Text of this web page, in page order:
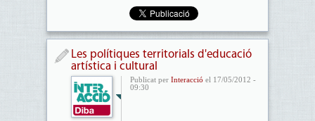
Les polítiques territorials d'educació
artística i cultural
Publicat per Interacció el 17/05/2012 -
09:30